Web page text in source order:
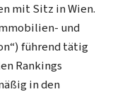
mit Sitz in Wien.
und
führend tätig
Rankings
in den